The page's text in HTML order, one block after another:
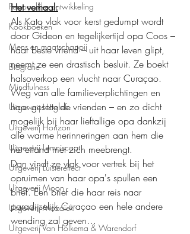
Persoonlijke ontwikkeling
Kookboeken
Mens en maatschappij
Biografie
Mindfulness
Uitgeverij Hogrefe
Uitgeverij Horizon
Uitgeverij Lemniscaat
Uitgeverij Luistereffect
Uitgeverij Moon
Uitgeverij Mozaïek
Uitgeverij Van Holkema & Warendorf
Het verhaal:
Als Kato vlak voor kerst gedumpt wordt
door Gideon en tegelijkertijd opa Coos –
haar beste vriend – uit haar leven glipt,
neemt ze een drastisch besluit. Ze boekt
halsoverkop een vlucht naar Curaçao.
Weg van alle familieverplichtingen en
haar gesettelde vrienden – en zo dicht
mogelijk bij haar lieftallige opa dankzij
alle warme herinneringen aan hem die
het eiland met zich meebrengt.
Dan vindt ze vlak voor vertrek bij het
opruimen van haar opa's spullen een
brief. Een brief die haar reis naar
paradijselijk Curaçao een hele andere
wending zal geven…